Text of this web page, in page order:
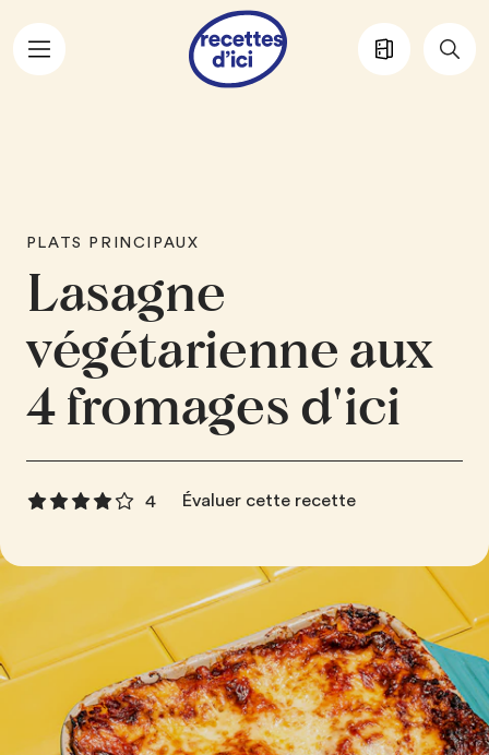
Aller au contenu principal
PLATS PRINCIPAUX
Lasagne
végétarienne aux
4 fromages d'ici
4 Évaluer cette recette